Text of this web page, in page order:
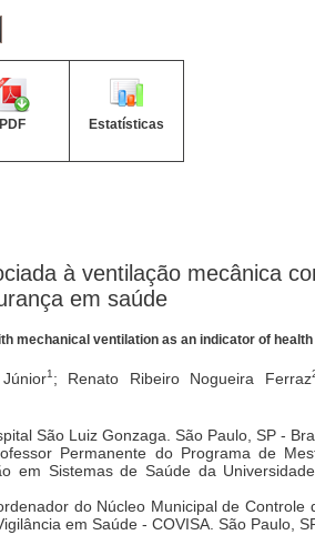
PDF Estatísticas
à ventilação mecânica
em saúde
mechanical ventilation as an indicator of
1 ; Renato Ribeiro Nogueira Ferraz
São Luiz Gonzaga. São Paulo, SP -
Permanente do Programa de
em Sistemas de Saúde da
do Núcleo Municipal de Controle
em Saúde - COVISA. São Paulo,